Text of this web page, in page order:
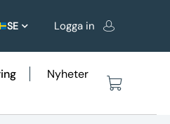
SE Logga in
Nyheter